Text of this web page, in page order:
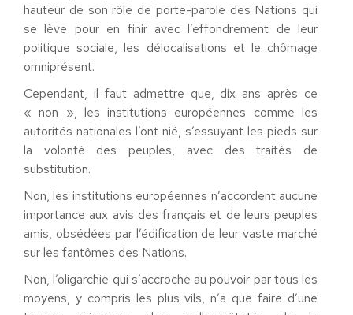
hauteur de son rôle de porte-parole des Nations qui
se lève pour en finir avec l’effondrement de leur
politique sociale, les délocalisations et le chômage
omniprésent.
Cependant, il faut admettre que, dix ans après ce
« non », les institutions européennes comme les
autorités nationales l’ont nié, s’essuyant les pieds sur
la volonté des peuples, avec des traités de
substitution.
Non, les institutions européennes n’accordent aucune
importance aux avis des français et de leurs peuples
amis, obsédées par l’édification de leur vaste marché
sur les fantômes des Nations.
Non, l’oligarchie qui s’accroche au pouvoir par tous les
moyens, y compris les plus vils, n’a que faire d’une